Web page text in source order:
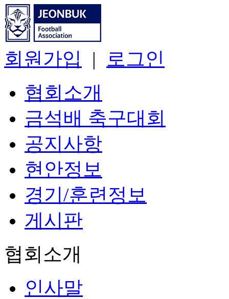
회원가입 | 로그인
협회소개
금석배 축구대회
공지사항
현안정보
경기/훈련정보
게시판
협회소개
인사말